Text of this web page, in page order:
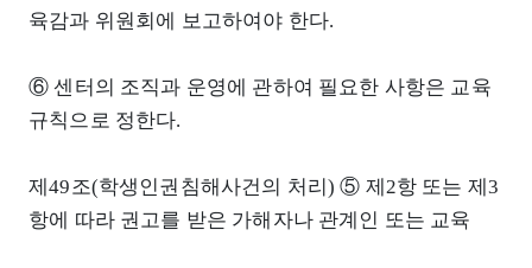
육감과 위원회에 보고하여야 한다.
⑥ 센터의 조직과 운영에 관하여 필요한 사항은 교육
규칙으로 정한다.
제49조(학생인권침해사건의 처리) ⑤ 제2항 또는 제3
항에 따라 권고를 받은 가해자나 관계인 또는 교육